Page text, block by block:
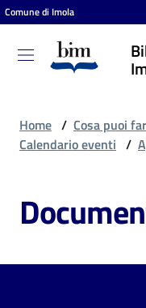
Vai al contenuto
Vai alla navigazione
Vai al footer
Comune di Imola
Biblioteca
comunale
puoi
Home / Cosa puoi
Calendario eventi /